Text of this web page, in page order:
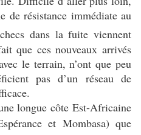
de résistance immédiate au
dans la fuite viennent
que ces nouveaux arrivés
le terrain, n’ont que peu
pas d’un réseau de
côte Est-Africaine
et Mombasa) que